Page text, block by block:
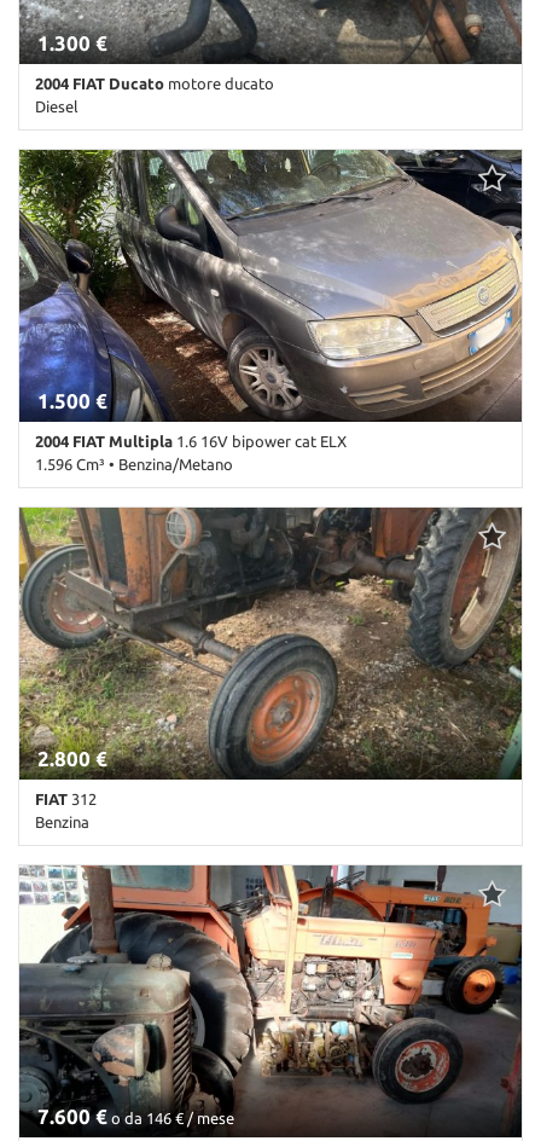
1.300 €
2004 FIAT Ducato motore ducato
Diesel
98.000 Km • Cambio Manuale • Antracite pastello
1.500 €
2004 FIAT Multipla 1.6 16V bipower cat ELX
1.596 Cm³ • Benzina/Metano
239.999 Km • Cambio Manuale (5) • Antracite pastello • 5 Porte •
ABS • Airbag • Airbag laterali • Airbag Passeggero • Airbag testa •
Chiusura centralizzata • Climatizzatore • Fendinebbia •
Immobilizzatore elettronico • Regolazione elettrica sedili • Sensori
di parcheggio posteriori • Servosterzo • Specchietti laterali
elettrici
2.800 €
FIAT 312
Benzina
Km non disponibile • Cambio Altro • Antracite pastello
7.600 € o da 146 € / mese